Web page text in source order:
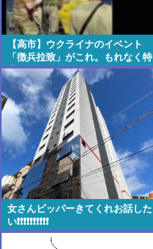
【高市】ウクライナのイベント
「徴兵拉致」がこれ。もれなく特
典付きで前線で銃弾orドローン爆
弾のプレゼントが貰える！
女さんビッパーきてくれお話した
い❗❗❗❗❗❗❗❗❗❗